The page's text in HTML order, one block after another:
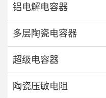
铝电解电容器
多层陶瓷电容器
超级电容器
陶瓷压敏电阻